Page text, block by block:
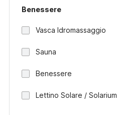
Benessere
Vasca Idromassaggio
Sauna
Benessere
Lettino Solare / Solarium